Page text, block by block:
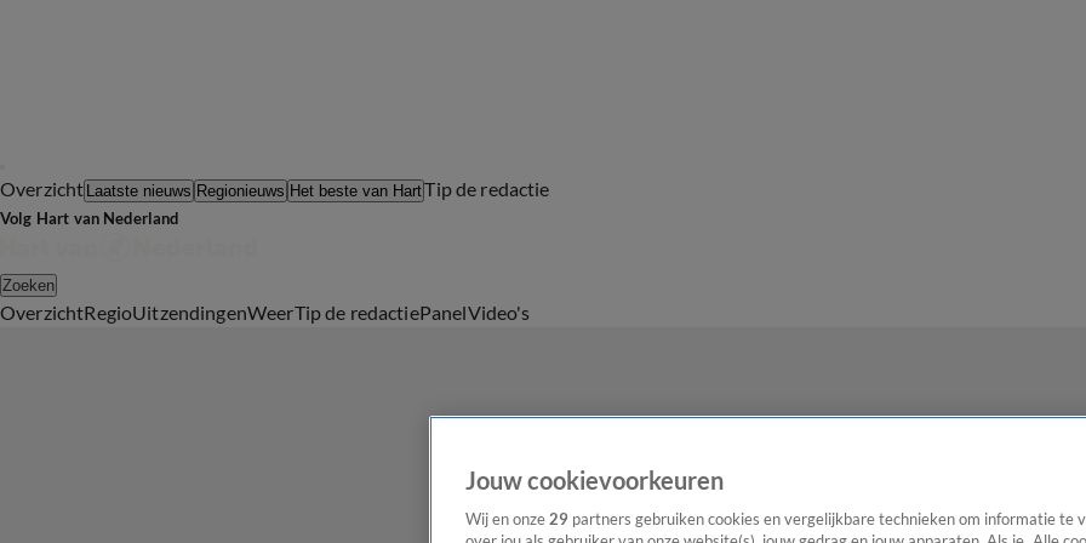
Overzicht Laatste nieuws Regionieuws Het beste van HartTip de redactie
Volg Hart van Nederland
Zoeken
OverzichtRegioUitzendingenWeerTip de redactiePanelVideo's
Jouw cookievoorkeuren
Wij en onze 29 partners gebruiken cookies en vergelijkbare technieken om informatie te